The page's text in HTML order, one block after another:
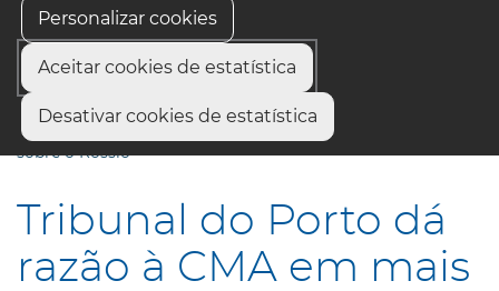
Personalizar cookies
Aceitar cookies de estatística
Desativar cookies de estatística
Início
Tribunal do Porto dá razão à CMA em mais um processo
sobre o Rossio
Tribunal do Porto dá
razão à CMA em mais